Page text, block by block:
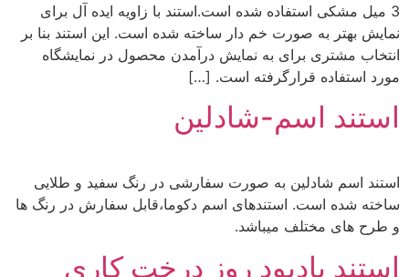
3 میل مشکی استفاده شده است.استند با زاویه ایده آل برای
نمایش بهتر به صورت خم دار ساخته شده است. این استند بنا بر
انتخاب مشتری برای به نمایش درآمدن محصول در نمایشگاه
مورد استفاده قرارگرفته است. […]
استند اسم-شادلین
استند اسم شادلین به صورت سفارشی در رنگ سفید و طلایی
ساخته شده است. استندهای اسم دکوما،قابل سفارش در رنگ ها
و طرح های مختلف میباشد.
استند یادبود روز درخت کاری